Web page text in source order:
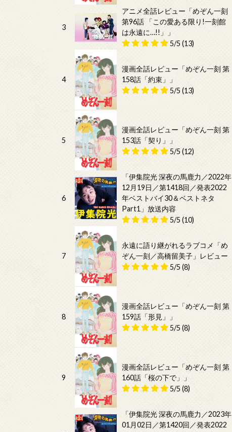
3
アニメ全話レビュー「めぞん一刻
第96話 「この愛ある限り!一刻館
は永遠に…!!」」
5/5 (13)
4
漫画全話レビュー「めぞん一刻 第
158話「約束」」
5/5 (13)
5
漫画全話レビュー「めぞん一刻 第
153話「契り」」
5/5 (12)
6
「伊集院光 深夜の馬鹿力／2022年
12月19日／第1418回／発表2022
年ベストバイ30＆ベストネタ
Part1」放送内容
5/5 (10)
7
永遠に語り継がれるラブコメ「め
ぞん一刻／高橋留美子」レビュー
5/5 (8)
8
漫画全話レビュー「めぞん一刻 第
159話「形見」」
5/5 (8)
9
漫画全話レビュー「めぞん一刻 第
160話「桜の下で」」
5/5 (8)
「伊集院光 深夜の馬鹿力／2023年
01月02日／第1420回／発表2022